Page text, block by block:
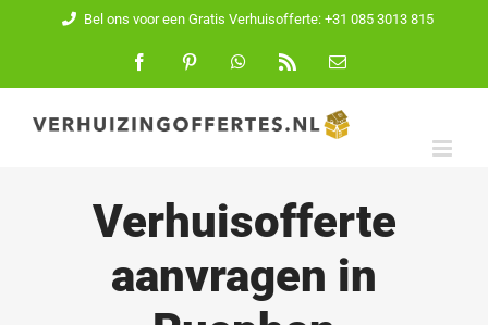
inhoud
Bel ons voor een Gratis Verhuisofferte: +31 085 3013 815
FacebookPinterest WhatsApp
E-
Verhuisofferte
aanvragen in